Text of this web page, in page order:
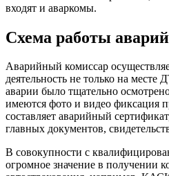
входят и аваркомы.
Схема работы
Аварийный комиссар
деятельность не только на месте
аварии было тщательно
имеются фото и видео фиксация
составляет аварийный
главных документов,
В совокупности с
огромное значение в получении